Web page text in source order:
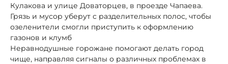
Кулакова и улице Доваторцев, в проезде Чапаева.
Грязь и мусор уберут с разделительных полос, чтобы
озеленители смогли приступить к оформлению
газонов и клумб
Неравнодушные горожане помогают делать город
чище, направляя сигналы о различных проблемах в